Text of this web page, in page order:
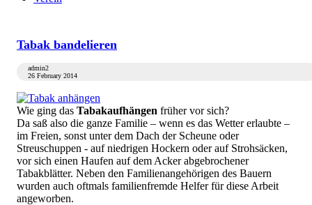
Tabak bandelieren
admin2
26 February 2014
Wie ging das Tabakaufhängen früher vor sich?
Da saß also die ganze Familie – wenn es das Wetter erlaubte –
im Freien, sonst unter dem Dach der Scheune oder
Streuschuppen - auf niedrigen Hockern oder auf Strohsäcken,
vor sich einen Haufen auf dem Acker abgebrochener
Tabakblätter. Neben den Familienangehörigen des Bauern
wurden auch oftmals familienfremde Helfer für diese Arbeit
angeworben.